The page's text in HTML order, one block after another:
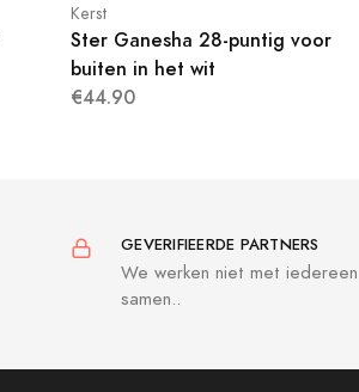
Kerst
Ster Ganesha 28-puntig voor
buiten in het wit
€44.90
GEVERIFIEERDE PARTNERS
We werken niet met iedereen
samen..